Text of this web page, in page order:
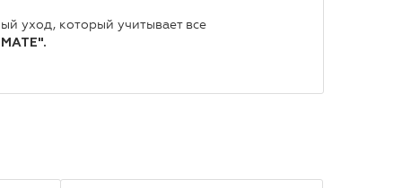
уход, который учитывает все